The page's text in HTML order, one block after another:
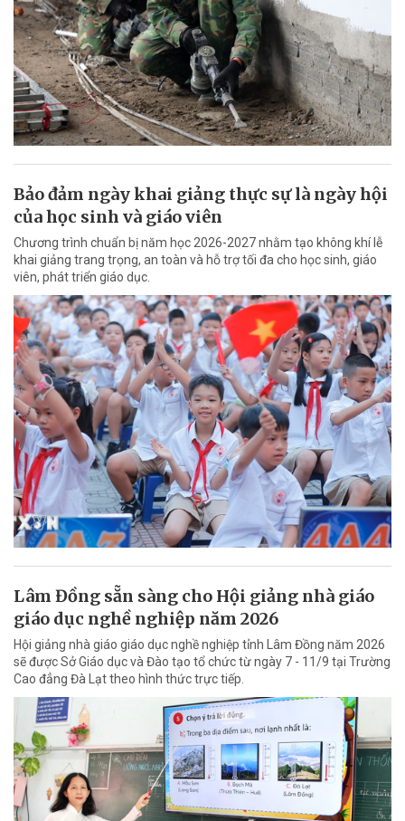
Bảo đảm ngày khai giảng thực sự là ngày hội
của học sinh và giáo viên
Chương trình chuẩn bị năm học 2026-2027 nhằm tạo không khí lễ
khai giảng trang trọng, an toàn và hỗ trợ tối đa cho học sinh, giáo
viên, phát triển giáo dục.
Lâm Đồng sẵn sàng cho Hội giảng nhà giáo
giáo dục nghề nghiệp năm 2026
Hội giảng nhà giáo giáo dục nghề nghiệp tỉnh Lâm Đồng năm 2026
sẽ được Sở Giáo dục và Đào tạo tổ chức từ ngày 7 - 11/9 tại Trường
Cao đẳng Đà Lạt theo hình thức trực tiếp.